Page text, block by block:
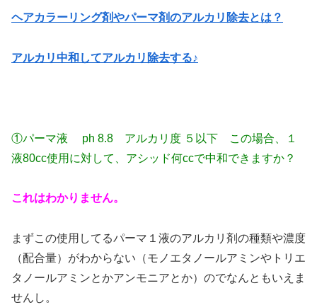
ヘアカラーリング剤やパーマ剤のアルカリ除去とは？
アルカリ中和してアルカリ除去する♪
①パーマ液 ph 8.8 アルカリ度 ５以下 この場合、１
液80cc使用に対して、アシッド何ccで中和できますか？
これはわかりません。
まずこの使用してるパーマ１液のアルカリ剤の種類や濃度
（配合量）がわからない（モノエタノールアミンやトリエ
タノールアミンとかアンモニアとか）のでなんともいえま
せんし。